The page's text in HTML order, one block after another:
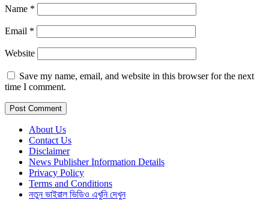
Name *
Email *
Website
Save my name, email, and website in this browser for the next
time I comment.
About Us
Contact Us
Disclaimer
News Publisher Information Details
Privacy Policy
Terms and Conditions
নতুন ভাইরাল ভিডিও এখুনি দেখুন